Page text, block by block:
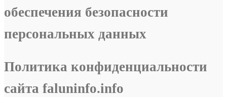
обеспечения безопасности
персональных данных
Политика конфиденциальности
сайта faluninfo.info